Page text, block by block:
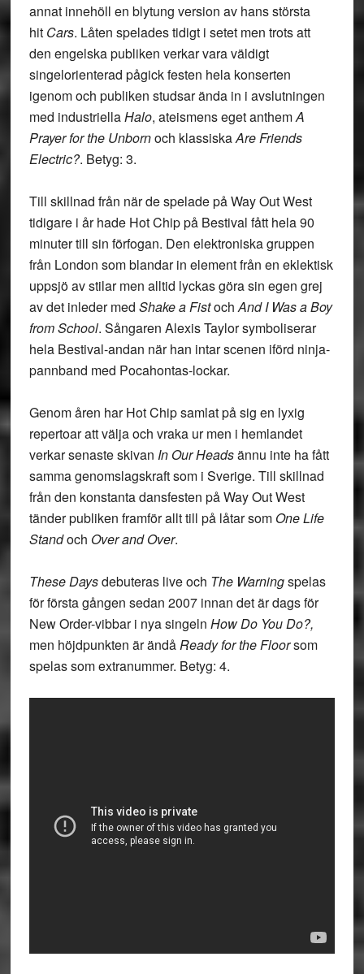
annat innehöll en blytung version av hans största
hit Cars. Låten spelades tidigt i setet men trots att
den engelska publiken verkar vara väldigt
singelorienterad pågick festen hela konserten
igenom och publiken studsar ända in i avslutningen
med industriellaHalo, ateismens eget anthemA
Prayer for the Unbornoch klassiskaAre Friends
Electric?. Betyg: 3.
Till skillnad från när de spelade på Way Out West
tidigare i år hade Hot Chippå Bestival fått hela 90
minuter till sin förfogan. Den elektroniska gruppen
från London som blandar in element från en eklektisk
uppsjö av stilar men alltid lyckas göra sin egen grej
av det inleder med Shake a FistochAnd I Was a Boy
from School. Sångaren Alexis Taylor symboliserar
hela Bestival-andan när han intar scenen iförd ninja-
pannband med Pocahontas-lockar.
Genom åren har Hot Chip samlat på sig en lyxig
repertoar att välja och vraka ur men i hemlandet
verkar senaste skivan In Our Headsännu inte ha fått
samma genomslagskraft som i Sverige. Till skillnad
från den konstanta dansfesten på Way Out West
tänder publiken framför allt till på låtar som One Life
Standoch Over and Over.
These Daysdebuteras live och The Warningspelas
för första gången sedan 2007 innan det är dags för
New Order-vibbar i nya singeln How Do You Do?,
men höjdpunkten är ändåReady for the Floorsom
spelas som extranummer. Betyg: 4.